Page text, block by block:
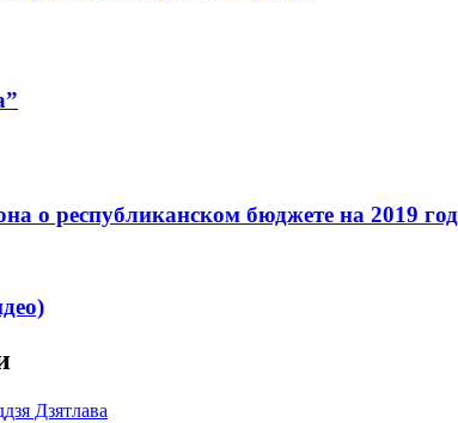
о республиканском бюджете на 2019 год